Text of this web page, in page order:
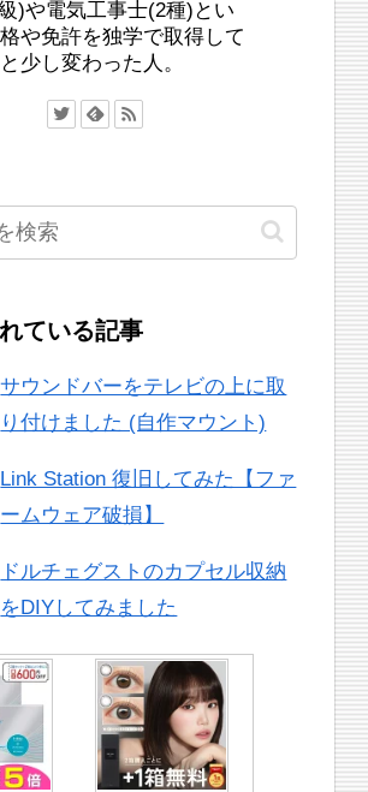
)や電気工事士(2種)とい
や免許を独学で取得して
少し変わった人。
ている記事
サウンドバーをテレビの上に取
り付けました (自作マウント)
Link Station 復旧してみた【ファ
ームウェア破損】
ドルチェグストのカプセル収納
をDIYしてみました